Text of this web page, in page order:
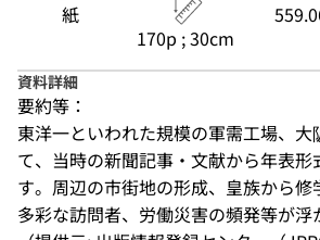
紙
170p ; 30cm
資料詳細
要約等：
東洋一といわれた規模の軍需工場、大
て、当時の新聞記事・文献から年表
す。周辺の市街地の形成、皇族から
多彩な訪問者、労働災害の頻発等が浮